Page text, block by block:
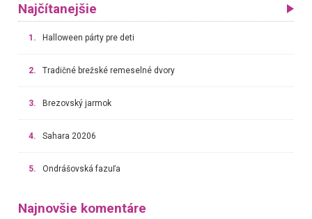
Najčítanejšie
1. Halloween párty pre deti
2. Tradičné brežské remeselné dvory
3. Brezovský jarmok
4. Sahara 20206
5. Ondrášovská fazuľa
Najnovšie komentáre